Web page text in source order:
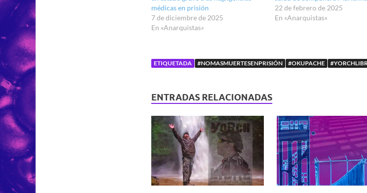
médicas en prisión
7 de diciembre de 2025
En «Anarquistas»
22 de febrero de 2025
En «Anarquistas»
ETIQUETADA #NOMASMUERTESENPRISIÓN #OKUPACHE
ENTRADAS RELACIONADAS